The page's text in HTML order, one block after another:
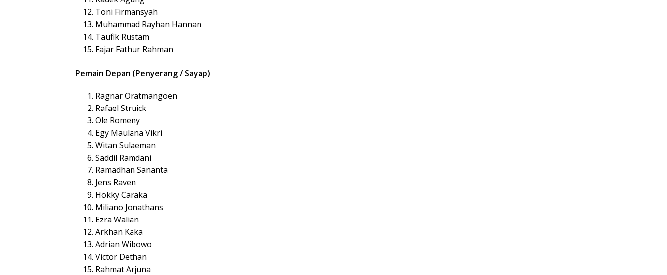
Toni Firmansyah
Muhammad Rayhan Hannan
Taufik Rustam
Fajar Fathur Rahman
Pemain Depan (Penyerang / Sayap)
Ragnar Oratmangoen
Rafael Struick
Ole Romeny
Egy Maulana Vikri
Witan Sulaeman
Saddil Ramdani
Ramadhan Sananta
Jens Raven
Hokky Caraka
Miliano Jonathans
Ezra Walian
Arkhan Kaka
Adrian Wibowo
Victor Dethan
Rahmat Arjuna